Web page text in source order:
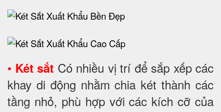
• Két sắt Có nhiều vị trí để sắp xếp các
khay di động nhằm chia két thành các
tầng nhỏ, phù hợp với các kích cỡ của